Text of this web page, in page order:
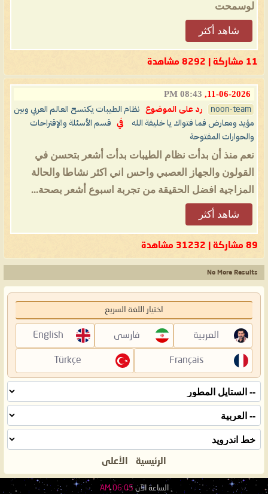
لوسمحت
شاهد أكثر
11 مشاركة | 8292 مشاهدة
11-06-2026,
08:43 PM
noon-team رد على الموضوع
نظام الطيبات يكتسح العالم العربي وبين
مؤيد ومعارض فما فتواك يا خليفة الله
في
قسم الأسئلة والإقتراحات
والحوارات المفتوحة
نعم منذ أن بدأت نظام الطيبات بدأت أشعر بتحسن في
القولون والجهاز العصبي واحس اني اكثر نشاطا والحالة
المزاجية افضل الحقيقة من تجربة اسبوع أشعر بصحة...
شاهد أكثر
89 مشاركة | 31232 مشاهدة
No More Results
اختيار اللغة السريع
العربية فارسی English
Français
Türkçe
الرئيسية الأعلى
الساعة الآن 06:05 AM